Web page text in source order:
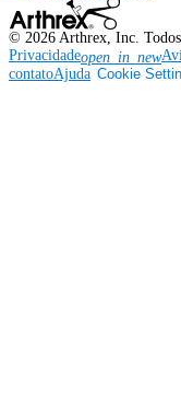
© 2026 Arthrex, Inc.
Privacidadeopen_in_new
contatoAjuda Cookie